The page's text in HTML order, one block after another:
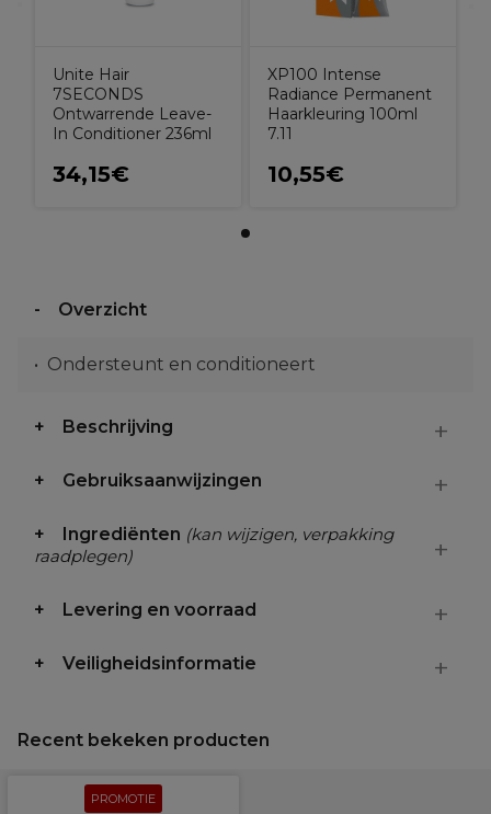
Unite Hair
7SECONDS
Ontwarrende Leave-
In Conditioner 236ml
34,15€
XP100 Intense
Radiance Permanent
Haarkleuring 100ml
7.11
10,55€
Overzicht
Ondersteunt en conditioneert
Beschrijving
Gebruiksaanwijzingen
Ingrediënten (kan wijzigen, verpakking
raadplegen)
Levering en voorraad
Veiligheidsinformatie
Recent bekeken producten
PROMOTIE